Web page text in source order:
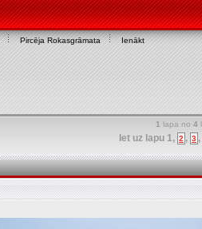
Pircēja Rokasgrāmata Ienākt
1 lapa no 4
Iet uz lapu 1, 2 , 3 ,